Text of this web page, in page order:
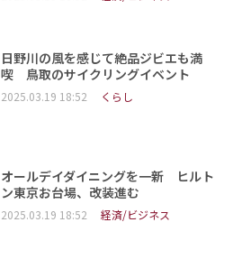
日野川の風を感じて絶品ジビエも満
喫 鳥取のサイクリングイベント
2025.03.19 18:52 くらし
オールデイダイニングを一新 ヒルト
ン東京お台場、改装進む
2025.03.19 18:52 経済/ビジネス